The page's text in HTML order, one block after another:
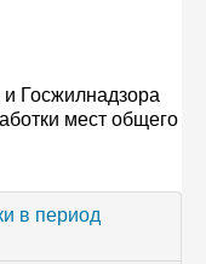
Госжилнадзора
мест общего
в период